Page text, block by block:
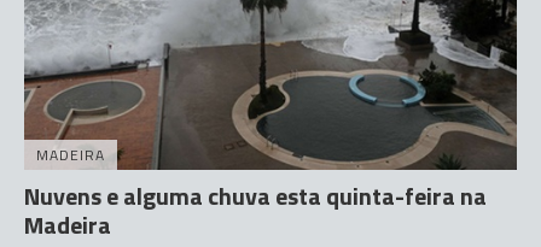
MADEIRA
Nuvens e alguma chuva esta quinta-feira na
Madeira